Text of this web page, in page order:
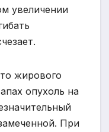
увеличении
жирового
опухоль на
При